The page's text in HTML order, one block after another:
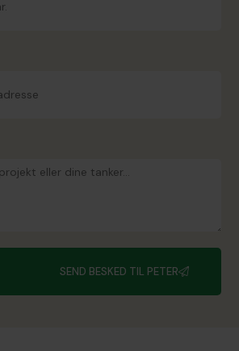
SEND BESKED TIL PETER